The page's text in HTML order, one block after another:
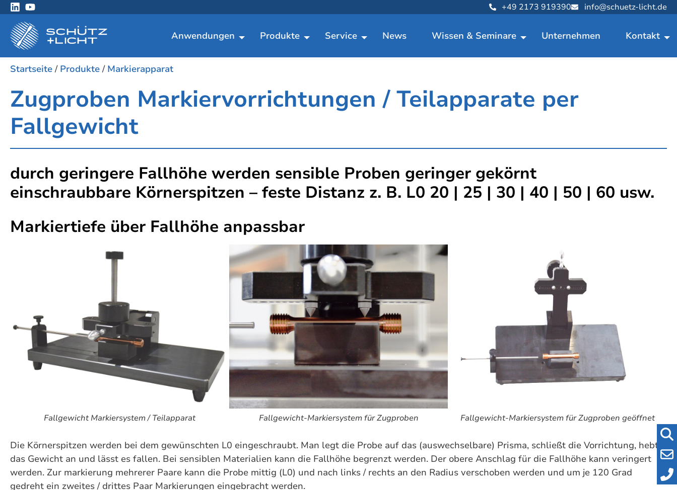
+49 2173 919390 info@schuetz-licht.de
Anwendungen Produkte Service News Wissen & Seminare Unternehmen Kontakt
Startseite/ Produkte/ Markierapparat
Zugproben Markiervorrichtungen / Teilapparate per
Fallgewicht
durch geringere Fallhöhe werden sensible Proben geringer gekörnt
einschraubbare Körnerspitzen – feste Distanz z. B. L0 20 | 25 | 30 | 40 | 50 | 60 usw.
Markiertiefe über Fallhöhe anpassbar
Fallgewicht Markiersystem / Teilapparat Fallgewicht-Markiersystem für Zugproben Fallgewicht-Markiersystem für Zugproben geöffnet
Die Körnerspitzen werden bei dem gewünschten L0 eingeschraubt. Man legt die Probe auf das (auswechselbare) Prisma, schließt die Vorrichtung, hebt
das Gewicht an und lässt es fallen. Bei sensiblen Materialien kann die Fallhöhe begrenzt werden. Der obere Anschlag für die Fallhöhe kann veringert
werden. Zur markierung mehrerer Paare kann die Probe mittig (L0) und nach links / rechts an den Radius verschoben werden und um je 120 Grad
gedreht ein zweites / drittes Paar Markierungen eingebracht werden.